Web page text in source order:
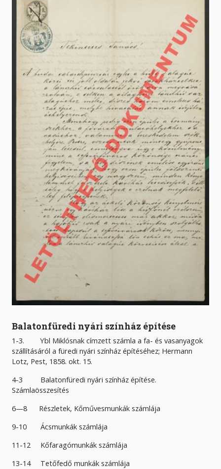
Balatonfüredi nyári színház építése
1-3. Ybl Miklósnak címzett számla a fa- és vasanyagok
szállításáról a füredi nyári színház építéséhez; Hermann
Lotz, Pest, 1858. okt. 15.
4-3 Balatonfüredi nyári színház építése.
Számlaösszesítés
6—8 Részletek, Kőművesmunkák számlája
9-10 Ácsmunkák számlája
11-12 Kőfaragómunkák számlája
13-14 Tetőfedő munkák számlája